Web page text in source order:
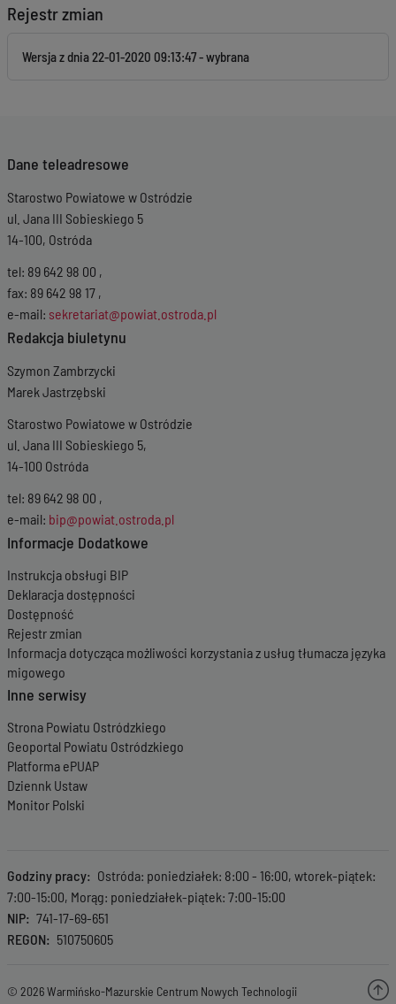
Rejestr zmian
Wersja z dnia22-01-2020 09:13:47
Dane teleadresowe
Starostwo Powiatowe w Ostródzie
ul. Jana III Sobieskiego 5
14-100, Ostróda
tel: 89 642 98 00 ,
fax: 89 642 98 17 ,
e-mail: sekretariat@powiat.ostroda.pl
Redakcja biuletynu
Szymon Zambrzycki
Marek Jastrzębski
Starostwo Powiatowe w Ostródzie
ul. Jana III Sobieskiego 5,
14-100 Ostróda
tel: 89 642 98 00 ,
e-mail: bip@powiat.ostroda.pl
Informacje Dodatkowe
Instrukcja obsługi BIP
Deklaracja dostępności
Dostępność
Rejestr zmian
Informacja dotycząca możliwości korzystania z usług tłumacza języka
migowego
Inne serwisy
Strona Powiatu Ostródzkiego
Geoportal Powiatu Ostródzkiego
Platforma ePUAP
Dziennk Ustaw
Monitor Polski
Godziny pracy
Ostróda: poniedziałek: 8:00 - 16:00, wtorek-piątek:
7:00-15:00, Morąg: poniedziałek-piątek: 7:00-15:00
NIP
741-17-69-651
REGON
510750605
© 2026 Warmińsko-Mazurskie Centrum Nowych Technologii